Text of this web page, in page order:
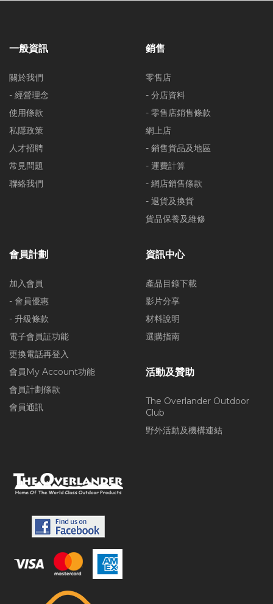
一般資訊
關於我們
- 經營理念
使用條款
私隱政策
人才招聘
常見問題
聯絡我們
銷售
零售店
- 分店資料
- 零售店銷售條款
網上店
- 銷售貨品及地區
- 運費計算
- 網店銷售條款
- 退貨及換貨
貨品保養及維修
會員計劃
加入會員
- 會員優惠
- 升級條款
電子會員証功能
更換電話再登入
會員My Account功能
會員計劃條款
會員通訊
資訊中心
產品目錄下載
影片分享
材料說明
選購指南
活動及贊助
The Overlander Outdoor
Club
野外活動及機構連結